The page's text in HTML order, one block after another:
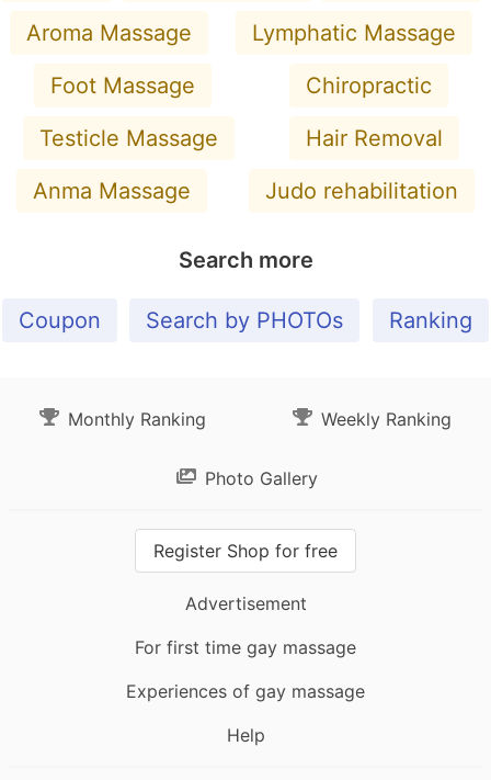
Aroma Massage
Lymphatic Massage
Foot Massage
Chiropractic
Testicle Massage
Hair Removal
Anma Massage
Judo rehabilitation
Search more
Coupon Search by PHOTOs Ranking
Monthly Ranking Weekly Ranking
Photo Gallery
Register Shop for free
Advertisement
For first time gay massage
Experiences of gay massage
Help